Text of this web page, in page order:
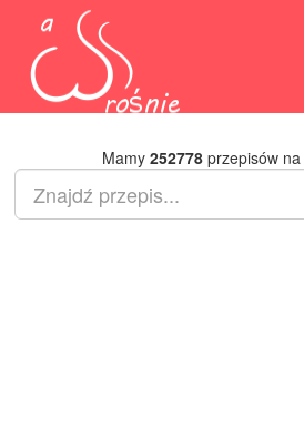
Mamy 252778przepisów na